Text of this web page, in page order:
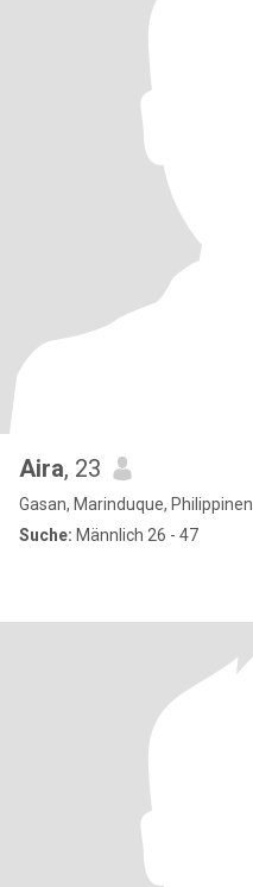
Aira, 23
Gasan, Marinduque, Philippinen
Suche: Männlich 26 - 47